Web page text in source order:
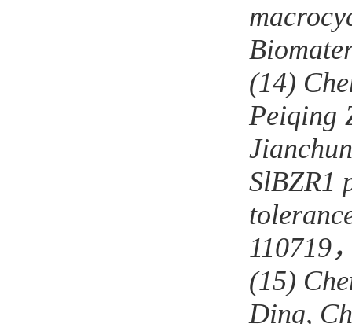
(14)
Peiqing
Jianchun
SlBZR1
110719
(15)
Ding,